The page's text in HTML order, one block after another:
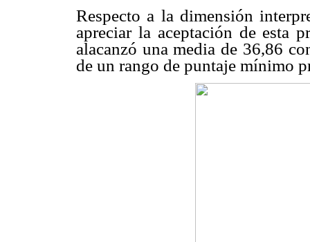
Respecto a la dimensión
apreciar la aceptación de esta
alacanzó una media de 36,86
de un rango de puntaje mínimo